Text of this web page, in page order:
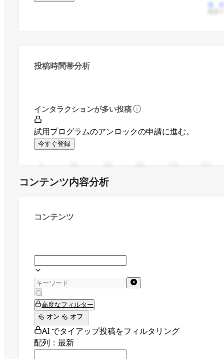
投稿時間帯分析
インタラクションが多い投稿
試用プログラムのアンロックの申請に進む。
今すぐ登録
コンテンツ内容分析
コンテンツ
高度なフィルター
オン
オフ
AI でタイアップ投稿をフィルタリング
配列：最新